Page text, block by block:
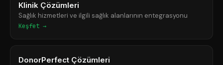
Klinik Çözümleri
Sağlık hizmetleri ve ilgili sağlık alanlarının entegrasyonu
Keşfet →
DonorPerfect Çözümleri